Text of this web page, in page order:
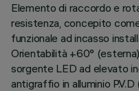
Elemento di raccordo e
resistenza, concepito
funzionale ad incasso
Orientabilità +60°
sorgente LED ad elevato
antigraffio in alluminio